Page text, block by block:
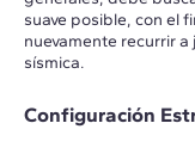
suave posible, con el
nuevamente recurrir
sísmica.
Configuración